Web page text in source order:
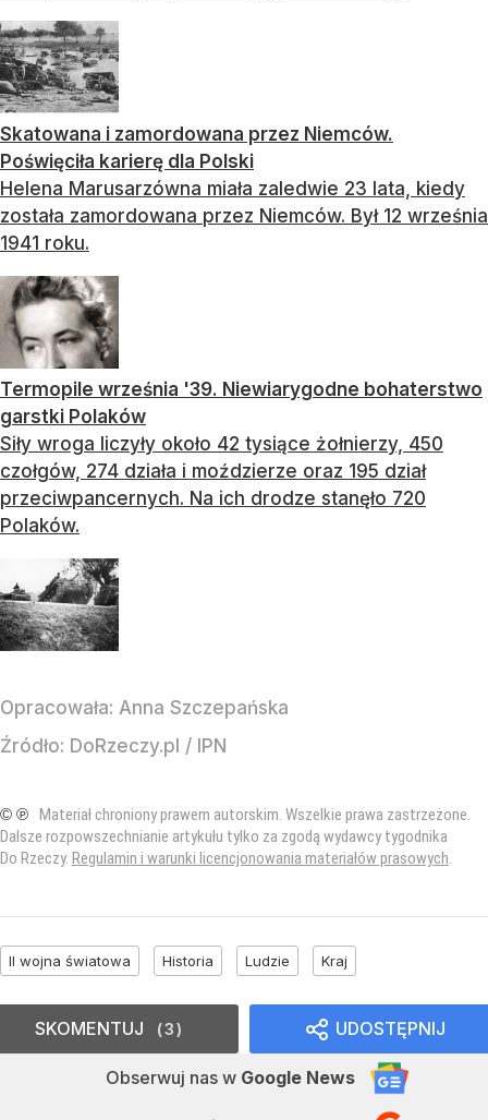
Skatowana i zamordowana przez Niemców.
Poświęciła karierę dla Polski
Helena Marusarzówna miała zaledwie 23 lata, kiedy
została zamordowana przez Niemców. Był 12 września
1941 roku.
Termopile września '39. Niewiarygodne bohaterstwo
garstki Polaków
Siły wroga liczyły około 42 tysiące żołnierzy, 450
czołgów, 274 działa i moździerze oraz 195 dział
przeciwpancernych. Na ich drodze stanęło 720
Polaków.
Opracowała: Anna Szczepańska
Źródło: DoRzeczy.pl / IPN
© ℗ Materiał chroniony prawem autorskim. Wszelkie prawa zastrzeżone.
Dalsze rozpowszechnianie artykułu tylko za zgodą wydawcy tygodnika
Do Rzeczy. Regulamin i warunki licencjonowania materiałów prasowych.
II wojna światowa Historia Ludzie Kraj
UDOSTĘPNIJ
Obserwuj nas w Google News
SKOMENTUJ 3